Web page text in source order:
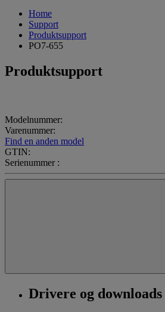
Home
Support
Produktsupport
PO7-655
Produktsupport
Modelnummer:
Varenummer:
Find en anden model
GTIN:
Serienummer :
Drivere og downloads